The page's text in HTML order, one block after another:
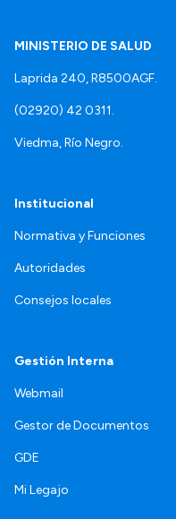
MINISTERIO DE SALUD
Laprida 240, R8500AGF.
(02920) 42 0311.
Viedma, Río Negro.
Institucional
Normativa y Funciones
Autoridades
Consejos locales
Gestión Interna
Webmail
Gestor de Documentos
GDE
Mi Legajo